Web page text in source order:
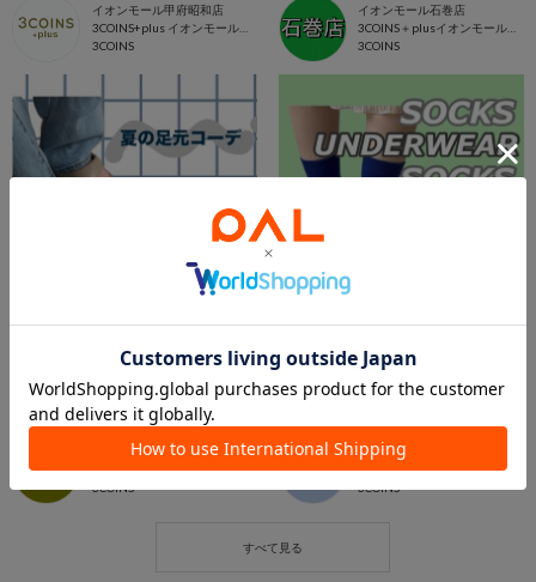
イオンモール甲府昭和店
3COINS+plus イオンモール甲府昭和店
3COINS
イオンモール石巻店
3COINS
2026.07.01
ららぽーと富士見店スタッフ
ららぽーと富士見店
3COINS
2026.06.16
新さっぽろサンピアザ店
新さっぽろサンピアザ店
3COINS